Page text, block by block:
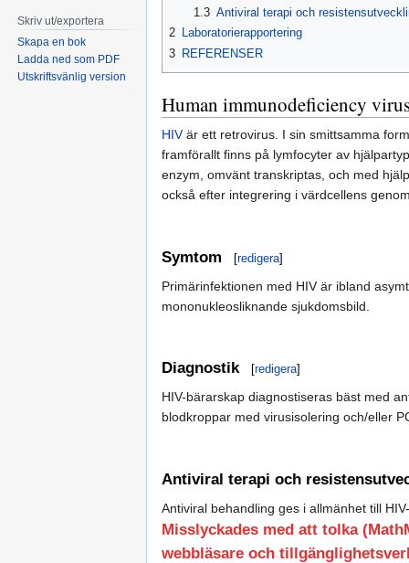
1.3 Antiviral terapi och
2 Laboratorierapportering
3 REFERENSER
Human immunodeficiency
HIVär ett retrovirus. I sin smittsamma
framförallt finns på lymfocyter av
enzym, omvänt transkriptas, och med
också efter integrering i värdcellens
Symtom [redigera]
Primärinfektionen med HIV är ibland
mononukleosliknande sjukdomsbild.
Diagnostik [redigera]
HIV-bärarskap diagnostiseras bäst med
blodkroppar med virusisolering och/eller
Antiviral terapi och
Antiviral behandling ges i allmänhet till
Misslyckades med att tolka
webbläsare och
Skriv ut/exportera
Skapa en bok
Ladda ned som PDF
Utskriftsvänlig version